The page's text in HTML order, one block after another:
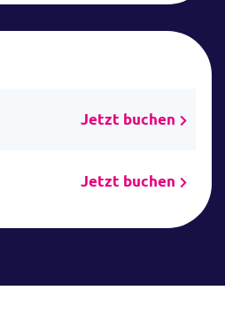
Jetzt buchen
Jetzt buchen